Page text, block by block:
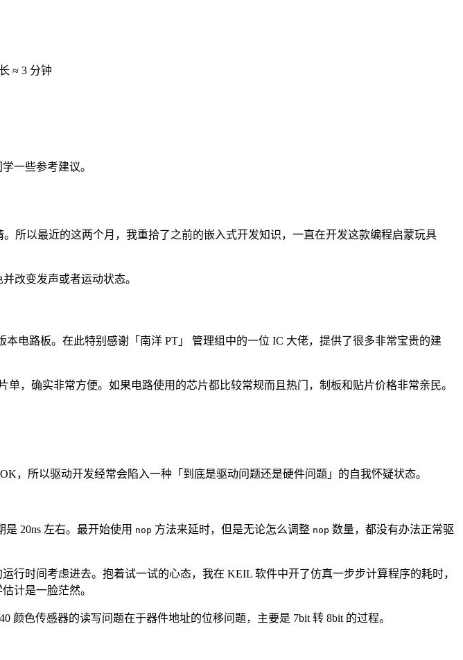
≈ 3 分钟
一些参考建议。
以最近的这两个月，我重拾了之前的嵌入式开发知识，一直在开发这款编程启蒙玩具
改变发声或者运动状态。
电路板。在此特别感谢「南洋 PT」 管理组中的一位 IC 大佬，提供了很多非常宝贵的建
，确实非常方便。如果电路使用的芯片都比较常规而且热门，制板和贴片价格非常亲民。
，所以驱动开发经常会陷入一种「到底是驱动问题还是硬件问题」的自我怀疑状态。
20ns 左右。最开始使用 nop 方法来延时，但是无论怎么调整 nop 数量，都没有办法正常驱
行时间考虑进去。抱着试一试的心态，我在 KEIL 软件中开了仿真一步步计算程序的耗时，
计是一脸茫然。
色传感器的读写问题在于器件地址的位移问题，主要是 7bit 转 8bit 的过程。